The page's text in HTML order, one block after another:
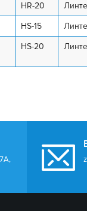
HR-20
HS-15
HS-20